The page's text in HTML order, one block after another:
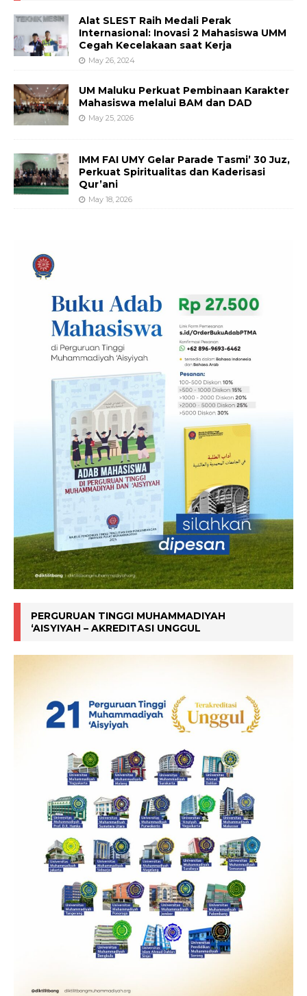
Alat SLEST Raih Medali Perak
Internasional: Inovasi 2 Mahasiswa UMM
Cegah Kecelakaan saat Kerja
May 26, 2024
UM Maluku Perkuat Pembinaan Karakter
Mahasiswa melalui BAM dan DAD
May 25, 2026
IMM FAI UMY Gelar Parade Tasmi’ 30 Juz,
Perkuat Spiritualitas dan Kaderisasi
Qur’ani
May 18, 2026
PERGURUAN TINGGI MUHAMMADIYAH
‘AISYIYAH – AKREDITASI UNGGUL